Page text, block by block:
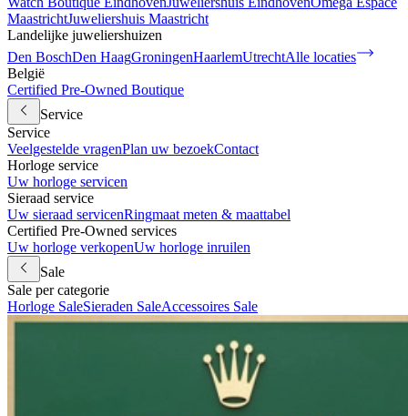
MaastrichtJuweliershuis Maastricht
Landelijke juweliershuizen
Den BoschDen HaagGroningenHaarlemUtrechtAlle locaties
België
Certified Pre-Owned Boutique
Service
Service
Veelgestelde vragenPlan uw bezoekContact
Horloge service
Uw horloge servicen
Sieraad service
Uw sieraad servicenRingmaat meten & maattabel
Certified Pre-Owned services
Uw horloge verkopenUw horloge inruilen
Sale
Sale per categorie
Horloge SaleSieraden SaleAccessoires Sale